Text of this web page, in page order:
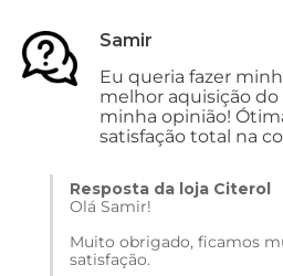
Samir
Eu queria fazer
melhor aquisição
minha opinião!
satisfação total na
Resposta da loja Citerol
Olá Samir!
Muito obrigado, ficamos
satisfação.